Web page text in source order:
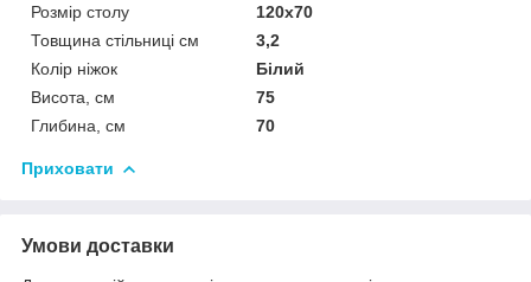
Розмір столу
120х70
Товщина стільниці см
3,2
Колір ніжок
Білий
Висота, см
75
Глибина, см
70
Приховати
Умови доставки